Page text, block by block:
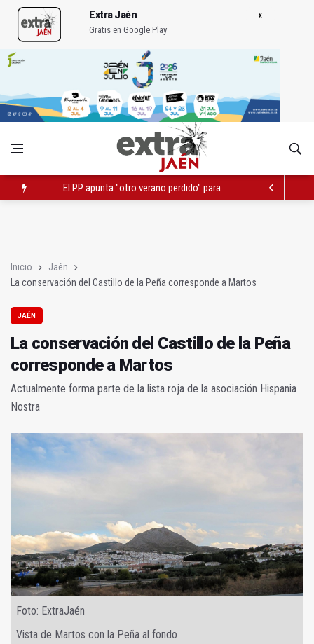
Extra Jaén
Gratis en Google Play
El PP apunta "otro verano perdido" para el turismo por falta
Inicio
Jaén
La conservación del Castillo de la Peña corresponde a Martos
JAÉN
La conservación del Castillo de la Peña
corresponde a Martos
Actualmente forma parte de la lista roja de la asociación Hispania
Nostra
Foto: ExtraJaén
Vista de Martos con la Peña al fondo